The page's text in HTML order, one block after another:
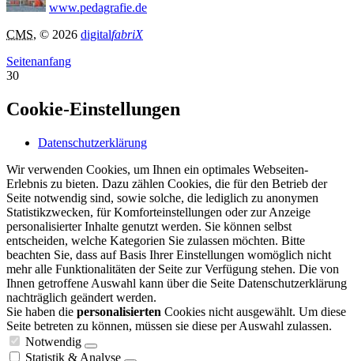
www.pedagrafie.de
CMS, © 2026 digitalfabriX
Seitenanfang
30
Cookie-Einstellungen
Datenschutzerklärung
Wir verwenden Cookies, um Ihnen ein optimales Webseiten-
Erlebnis zu bieten. Dazu zählen Cookies, die für den Betrieb der
Seite notwendig sind, sowie solche, die lediglich zu anonymen
Statistikzwecken, für Komforteinstellungen oder zur Anzeige
personalisierter Inhalte genutzt werden. Sie können selbst
entscheiden, welche Kategorien Sie zulassen möchten. Bitte
beachten Sie, dass auf Basis Ihrer Einstellungen womöglich nicht
mehr alle Funktionalitäten der Seite zur Verfügung stehen. Die von
Ihnen getroffene Auswahl kann über die Seite Datenschutzerklärung
nachträglich geändert werden.
Sie haben die personalisierten Cookies nicht ausgewählt. Um diese
Seite betreten zu können, müssen sie diese per Auswahl zulassen.
Notwendig
Statistik & Analyse